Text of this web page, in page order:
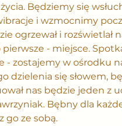
Będziemy się
i wzmocnimy
i rozświetlał
- miejsce.
- zostajemy w ośrodku
dzielenia się słowem,
nas będzie jeden z
Bębny dla
go ze sobą.